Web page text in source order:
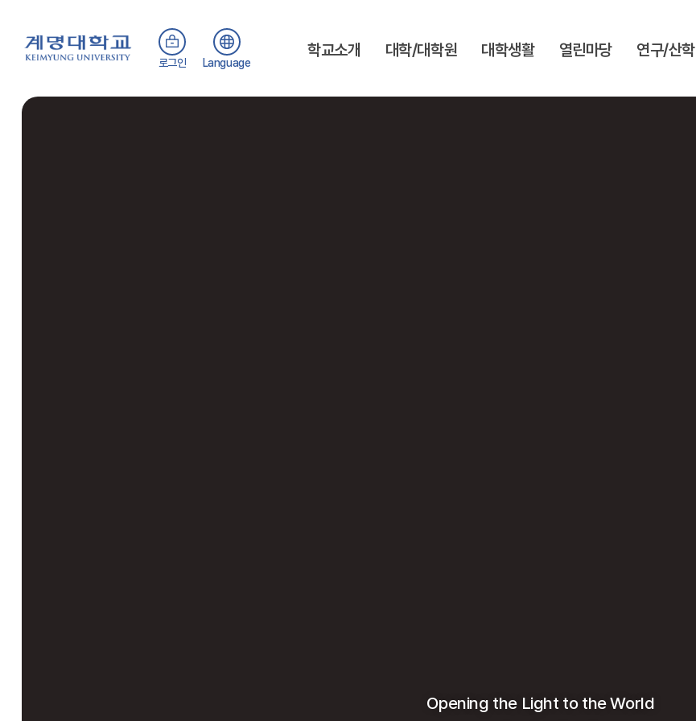
로그인 Language
학교소개 대학/대학원 대학생활 열린마당 연구/산학
Opening the Light to the World